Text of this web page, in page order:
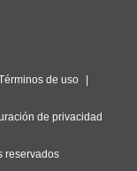
de uso
de privacidad
reservados